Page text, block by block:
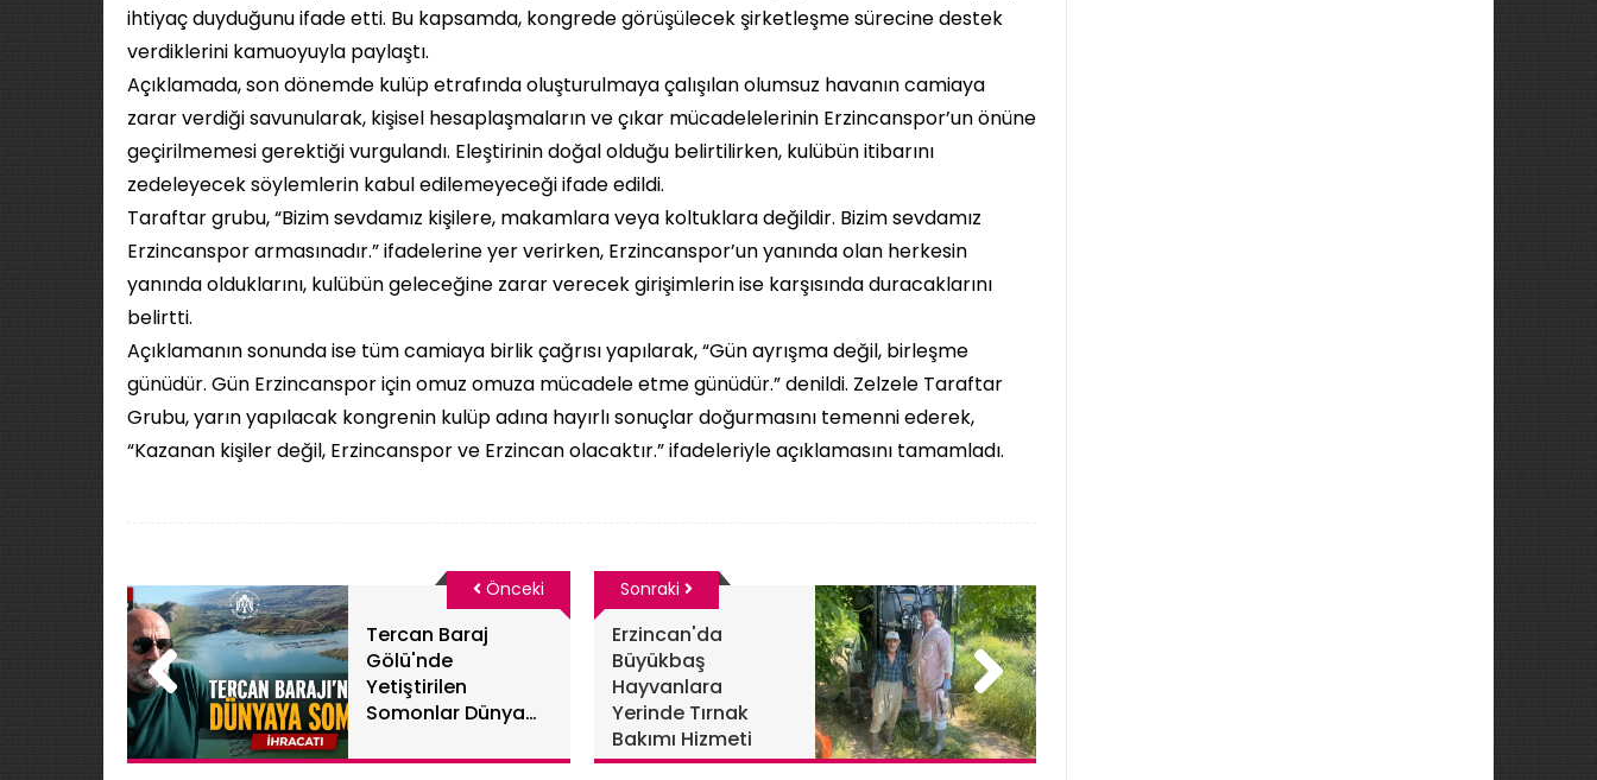
ihtiyaç duyduğunu ifade etti. Bu kapsamda, kongrede görüşülecek şirketleşme sürecine destek
verdiklerini kamuoyuyla paylaştı.
Açıklamada, son dönemde kulüp etrafında oluşturulmaya çalışılan olumsuz havanın camiaya
zarar verdiği savunularak, kişisel hesaplaşmaların ve çıkar mücadelelerinin Erzincanspor’un önüne
geçirilmemesi gerektiği vurgulandı. Eleştirinin doğal olduğu belirtilirken, kulübün itibarını
zedeleyecek söylemlerin kabul edilemeyeceği ifade edildi.
Taraftar grubu, “Bizim sevdamız kişilere, makamlara veya koltuklara değildir. Bizim sevdamız
Erzincanspor armasınadır.” ifadelerine yer verirken, Erzincanspor’un yanında olan herkesin
yanında olduklarını, kulübün geleceğine zarar verecek girişimlerin ise karşısında duracaklarını
belirtti.
Açıklamanın sonunda ise tüm camiaya birlik çağrısı yapılarak, “Gün ayrışma değil, birleşme
günüdür. Gün Erzincanspor için omuz omuza mücadele etme günüdür.” denildi. Zelzele Taraftar
Grubu, yarın yapılacak kongrenin kulüp adına hayırlı sonuçlar doğurmasını temenni ederek,
“Kazanan kişiler değil, Erzincanspor ve Erzincan olacaktır.” ifadeleriyle açıklamasını tamamladı.
Tercan Baraj
Gölü'nde
Yetiştirilen
Somonlar Dünya
Ulaşıyor
Önceki
Erzincan'da
Büyükbaş
Hayvanlara
Yerinde Tırnak
Bakımı Hizmeti
Sonraki